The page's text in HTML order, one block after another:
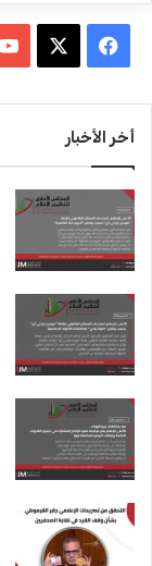
س
و
ك
أخر الأخبار